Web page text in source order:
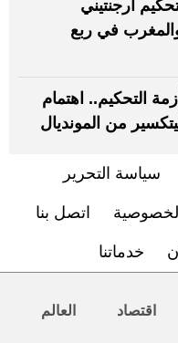
أرجنتيني
في ربع
التحكيم.. اهتمام
من المونديال
سياسة التحرير
اتصل بنا
خدماتنا
اقتصاد العالم